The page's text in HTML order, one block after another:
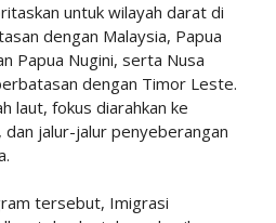
untuk wilayah darat di
dengan Malaysia, Papua
Papua Nugini, serta Nusa
dengan Timor Leste.
laut, fokus diarahkan ke
dan jalur-jalur penyeberangan
tersebut, Imigrasi